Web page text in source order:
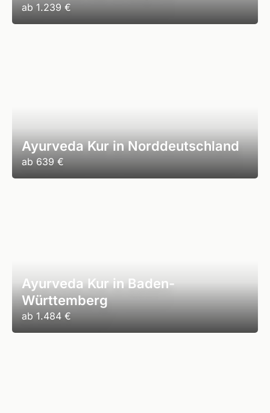
ab 1.239 €
Ayurveda Kur in Norddeutschland
ab 639 €
Ayurveda Kur in Baden-
Württemberg
ab 1.484 €